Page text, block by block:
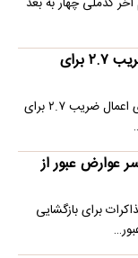
آخر کدملی چهار به بعد
اولین واکنش رسمی به ماجرای اعمال ضریب ۲.۷ برای
سازمان تنظیم مقررات و ارتباطات رادیویی با رد ادعای اعمال ضریب ۲.۷ برای
عوارض عبور از
برای بازگشایی